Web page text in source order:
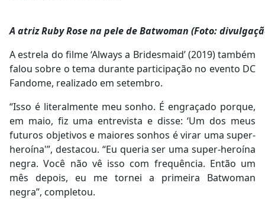
A atriz Ruby Rose na pele de Batwoman (Foto:
A estrela do filme ‘Always a Bridesmaid’ (2019) também
falou sobre o tema durante participação no evento DC
Fandome, realizado em setembro.
“Isso é literalmente meu sonho. É engraçado porque,
em maio, fiz uma entrevista e disse: ‘Um dos meus
futuros objetivos e maiores sonhos é virar uma super-
heroína'”, destacou. “Eu queria ser uma super-heroína
negra. Você não vê isso com frequência. Então um
mês depois, eu me tornei a primeira Batwoman
negra”, completou.